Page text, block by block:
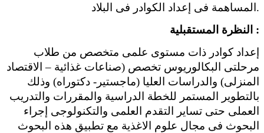
المساهمة فى إعداد الكوادر فى البلاد.
النظرة المستقبلية :
إعداد كوادر ذات مستوى علمى متخصص من طلاب
مرحلتى البكالوريوس تخصص (صناعات غذائية – الاقتصاد
المنزلى) والدراسات العليا (ماجستير- دكتوراه) وذلك
بالتطوير المستمر للخطة الدراسية والمقررات والتدريب
العملى حتى تساير التقدم العلمى والتكنولوجى إجراء
البحوث فى مجال علوم الاغذية مع تطبيق هذه البحوث